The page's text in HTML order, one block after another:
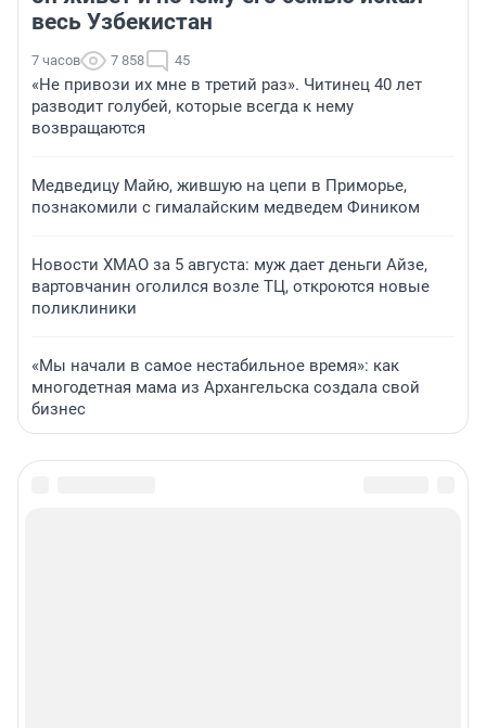
весь Узбекистан
7 часов 7 858 45
«Не привози их мне в третий раз». Читинец 40 лет
разводит голубей, которые всегда к нему
возвращаются
Медведицу Майю, жившую на цепи в Приморье,
познакомили с гималайским медведем Фиником
Новости ХМАО за 5 августа: муж дает деньги Айзе,
вартовчанин оголился возле ТЦ, откроются новые
поликлиники
«Мы начали в самое нестабильное время»: как
многодетная мама из Архангельска создала свой
бизнес